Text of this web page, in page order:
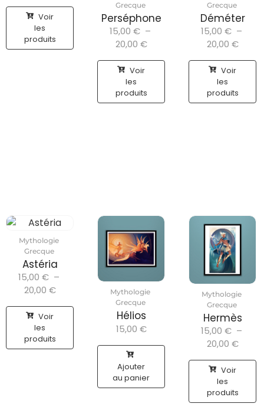
Voir
les
produits
Grecque
Perséphone
15,00 € –
20,00 €
Voir
les
produits
Grecque
Déméter
15,00 € –
20,00 €
Voir
les
produits
Mythologie
Grecque
Astéria
15,00 € –
20,00 €
Voir
les
produits
Mythologie
Grecque
Hélios
15,00 €
Ajouter
au panier
Mythologie
Grecque
Hermès
15,00 € –
20,00 €
Voir
les
produits